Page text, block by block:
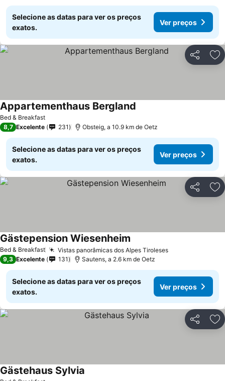
Selecione as datas para ver os preços
exatos.
Ver preços
Partilhar
Bed & Breakfast
Appartementhaus Bergland
8,7 Excelente 231 Obsteig, a 10.9 km de Oetz
Selecione as datas para ver os preços
exatos.
Ver preços
Partilhar
Bed & Breakfast Vistas panorâmicas dos Alpes Tiroleses
Gästepension Wiesenheim
9,3 Excelente 131 Sautens, a 2.6 km de Oetz
Selecione as datas para ver os preços
exatos.
Ver preços
Partilhar
Gästehaus Sylvia